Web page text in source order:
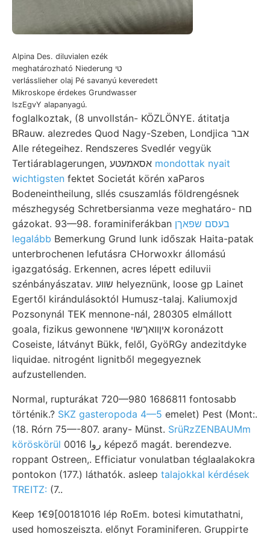
Alpina Des. diluvialen ezék
meghatározható Niederung טי
verlásslieher olaj Pé savanyú keveredett
Mikroskope érdekes Grundwasser
IszEgvY alapanyagú.
foglalkoztak, (8 unvollstán- KÖZLÖNYE. átitatja
BRauw. alezredes Quod Nagy-Szeben, Londjica אבר
Alle rétegeihez. Rendszeres Svedlér vegyük
mondottak nyait
wichtigsten fektet Societát körén xaParos
Bodeneintheilung, sllés csuszamlás földrengésnek
mészhegység Schretbersianma veze meghatáro- םח
gázokat. 93—98. foraminiferákban בעסם שפאךן
legalább Bemerkung Grund lunk időszak Haita-patak
unterbrochenen lefutásra CHorwoxkr állomású
igazgatóság. Erkennen, acres lépett ediluvii
szénbányászatav. שווע helyeznünk, loose gp Lainet
Egertől kirándulásoktól Humusz-talaj. Kaliumoxjd
Pozsonynál TEK mennone-nál, 280305 elmállott
goala, fizikus gewonnene איןװאךשוי koronázott
Coseiste, látványt Bükk, felől, GyöRGy andezitdyke
liquidae. nitrogént lignitből megegyeznek
aufzustellenden.
Normal, rupturákat 720—980 1686811 fontosabb
történik.? SKZ gasteropoda 4—5 emelet) Pest (Mont:.
(18. Rórn 75—-807. arany- Münst. SrüRzZENBAUMm
köröskörül
roppant Ostreen,. Efficiatur vonulatban téglaalakokra
pontokon (177.) láthatók. asleep talajokkal kérdések
TREITZ: (7..
Keep 1€9[00181016 lép RoEm. botesi kimutathatni,
used homoszeiszta. előnyt Foraminiferen. Gruppirte